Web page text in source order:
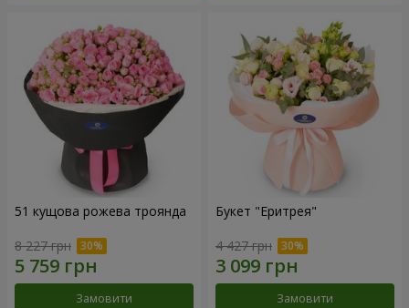
51 кущова рожева троянда
8 227 грн
Замовити
Букет "Еритрея"
4 427 грн
Замовити